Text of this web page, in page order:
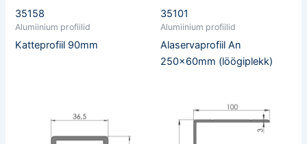
35158
Alumiinium profiilid
Katteprofiil 90mm
35101
Alumiinium profiilid
Alaservaprofiil An
250x60mm (löögiplekk)